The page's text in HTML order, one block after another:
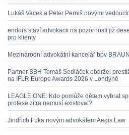
Lukáš Vacek a Peter Perniš novými
endors staví advokacii na pozornosti již
pro klienty
Mezinárodní advokátní kancelář bpv
Partner BBH Tomáš Sedláček obdržel
na IFLR Europe Awards 2026 v Londýně
LEAGLE.ONE: Kdo pomůže dětem vybrat
profese zítra nemusí existovat?
Jindřich Fuka novým advokátem Aegis Law